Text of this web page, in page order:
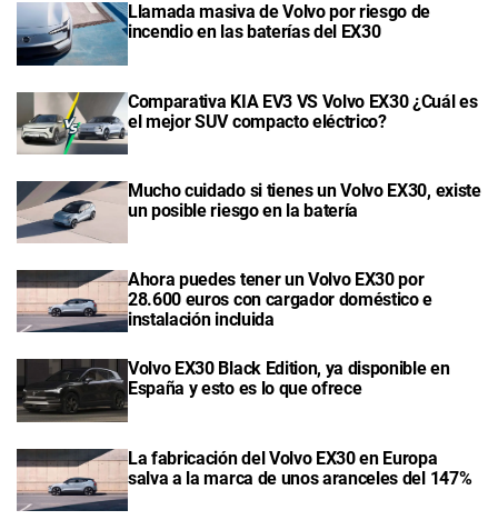
Llamada masiva de Volvo por riesgo de
incendio en las baterías del EX30
Comparativa KIA EV3 VS Volvo EX30 ¿Cuál es
el mejor SUV compacto eléctrico?
Mucho cuidado si tienes un Volvo EX30, existe
un posible riesgo en la batería
Ahora puedes tener un Volvo EX30 por
28.600 euros con cargador doméstico e
instalación incluida
Volvo EX30 Black Edition, ya disponible en
España y esto es lo que ofrece
La fabricación del Volvo EX30 en Europa
salva a la marca de unos aranceles del 147%